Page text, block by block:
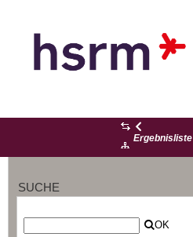
Ergebnisliste
SUCHE
OK